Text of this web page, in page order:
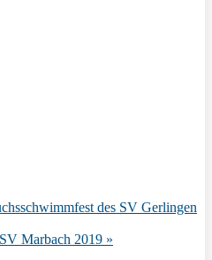
des SV Gerlingen
Marbach 2019 »